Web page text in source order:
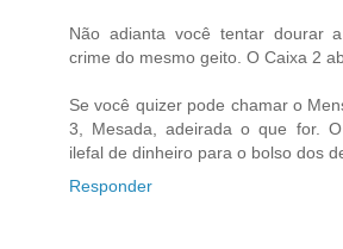
Não adianta você tentar dourar
crime do mesmo geito. O Caixa 2
Se você quizer pode chamar o
3, Mesada, adeirada o que for.
ilefal de dinheiro para o bolso dos
Responder